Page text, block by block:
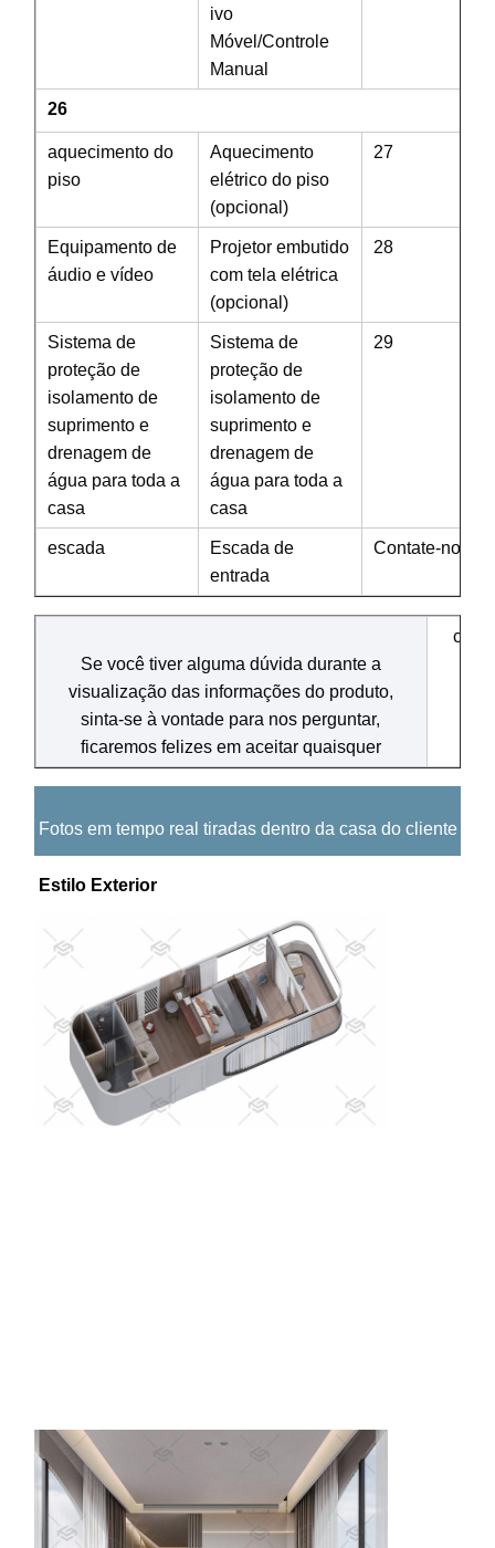
ivo
Móvel/Controle
Manual
26
aquecimento do
piso
Aquecimento
elétrico do piso
(opcional)
27
Equipamento de
áudio e vídeo
Projetor embutido
com tela elétrica
(opcional)
28
Sistema de
proteção de
isolamento de
suprimento e
drenagem de
água para toda a
casa
Sistema de
proteção de
isolamento de
suprimento e
drenagem de
água para toda a
casa
29
escada
Escada de
entrada
Contate-nos
Se você tiver alguma dúvida durante a
visualização das informações do produto,
sinta-se à vontade para nos perguntar,
ficaremos felizes em aceitar quaisquer
Fotos em tempo real tiradas dentro da casa do cliente
Estilo Exterior